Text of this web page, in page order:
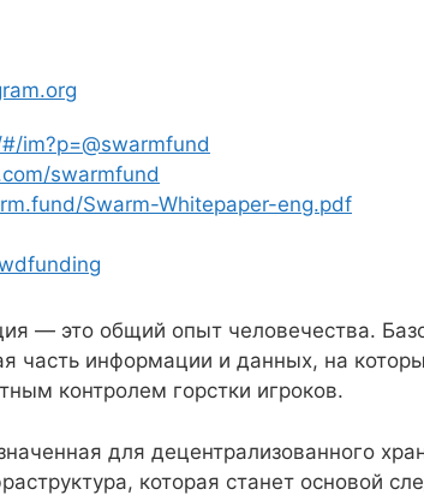
im?p=@swarmfund
swarmfund
Swarm-Whitepaper-eng.pdf
— это общий опыт человечества.
часть информации и данных, на
контролем горстки игроков.
для децентрализованного
которая станет основой